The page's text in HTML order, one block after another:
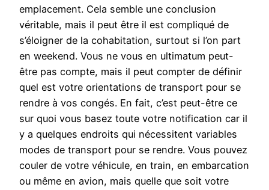
emplacement. Cela semble une conclusion
véritable, mais il peut être il est compliqué de
s’éloigner de la cohabitation, surtout si l’on part
en weekend. Vous ne vous en ultimatum peut-
être pas compte, mais il peut compter de définir
quel est votre orientations de transport pour se
rendre à vos congés. En fait, c’est peut-être ce
sur quoi vous basez toute votre notification car il
y a quelques endroits qui nécessitent variables
modes de transport pour se rendre. Vous pouvez
couler de votre véhicule, en train, en embarcation
ou même en avion, mais quelle que soit votre